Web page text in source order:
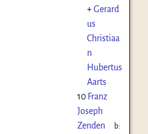
+Gerard
us
Christiaa
n
Hubertus
Aarts
10 Franz
Joseph
Zenden
b: